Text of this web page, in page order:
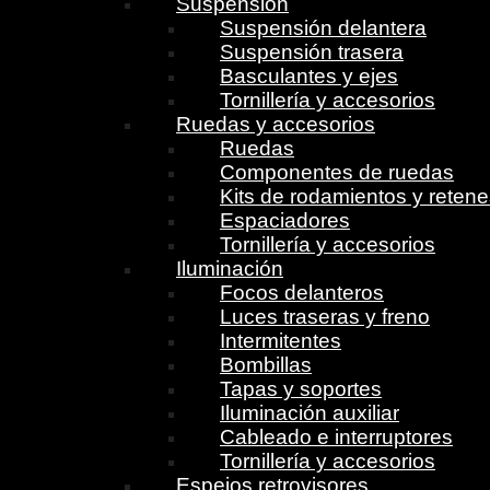
Suspensión delantera
Suspensión trasera
Basculantes y ejes
Tornillería y accesorios
Ruedas y accesorios
Ruedas
Componentes de ruedas
Kits de rodamientos y
Espaciadores
Tornillería y accesorios
Iluminación
Focos delanteros
Luces traseras y freno
Intermitentes
Bombillas
Tapas y soportes
Iluminación auxiliar
Cableado e interruptores
Tornillería y accesorios
Espejos retrovisores